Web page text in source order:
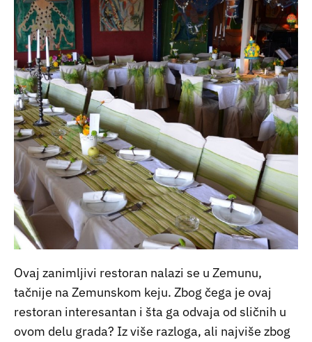
Ovaj zanimljivi restoran nalazi se u Zemunu,
tačnije na Zemunskom keju. Zbog čega je ovaj
restoran interesantan i šta ga odvaja od sličnih u
ovom delu grada? Iz više razloga, ali najviše zbog